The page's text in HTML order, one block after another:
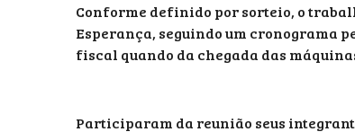
Conforme definido por sorteio, o
Esperança, seguindo um cronograma
fiscal quando da chegada das
Participaram da reunião seus